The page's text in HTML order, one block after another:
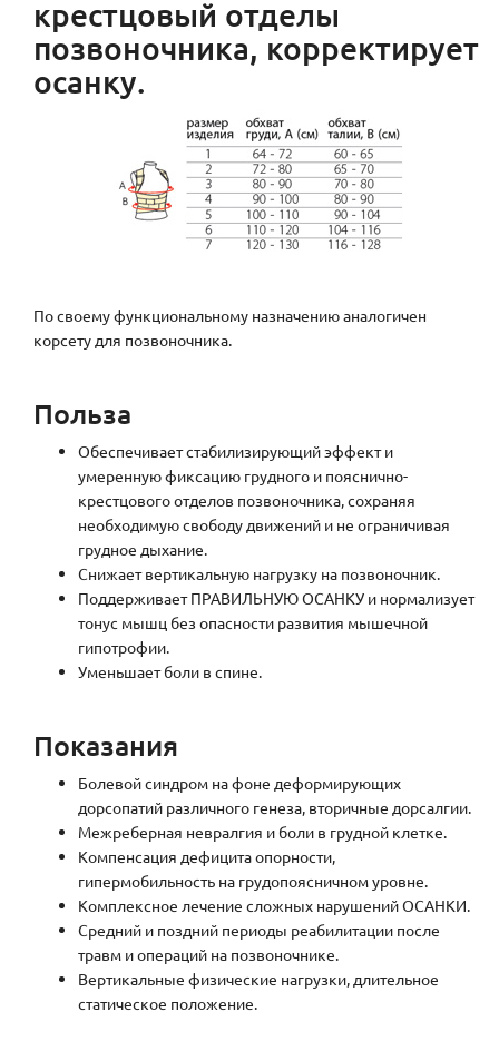
крестцовый отделы
позвоночника, корректирует
осанку.
По своему функциональному назначению аналогичен
корсету для позвоночника.
Польза
Обеспечивает стабилизирующий эффект и
умеренную фиксацию грудного и пояснично-
крестцового отделов позвоночника, сохраняя
необходимую свободу движений и не ограничивая
грудное дыхание.
Снижает вертикальную нагрузку на позвоночник.
Поддерживает ПРАВИЛЬНУЮ ОСАНКУ и нормализует
тонус мышц без опасности развития мышечной
гипотрофии.
Уменьшает боли в спине.
Показания
Болевой синдром на фоне деформирующих
дорсопатий различного генеза, вторичные дорсалгии.
Межреберная невралгия и боли в грудной клетке.
Компенсация дефицита опорности,
гипермобильность на грудопоясничном уровне.
Комплексное лечение сложных нарушений ОСАНКИ.
Средний и поздний периоды реабилитации после
травм и операций на позвоночнике.
Вертикальные физические нагрузки, длительное
статическое положение.